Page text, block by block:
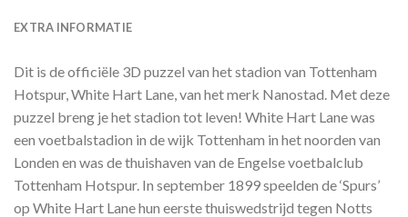
EXTRA INFORMATIE
Dit is de officiële 3D puzzel van het stadion van Tottenham
Hotspur, White Hart Lane, van het merk Nanostad. Met deze
puzzel breng je het stadion tot leven! White Hart Lane was
een voetbalstadion in de wijk Tottenham in het noorden van
Londen en was de thuishaven van de Engelse voetbalclub
Tottenham Hotspur. In september 1899 speelden de ‘Spurs’
op White Hart Lane hun eerste thuiswedstrijd tegen Notts